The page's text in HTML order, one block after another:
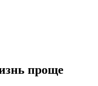
проще